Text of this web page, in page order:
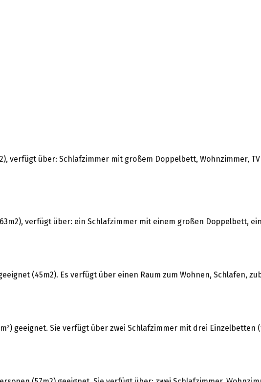
verfügt über: Schlafzimmer mit großem Doppelbett, Wohnzimmer,
verfügt über: ein Schlafzimmer mit einem großen Doppelbett,
(45m2). Es verfügt über einen Raum zum Wohnen, Schlafen,
geeignet. Sie verfügt über zwei Schlafzimmer mit drei Einzelbetten